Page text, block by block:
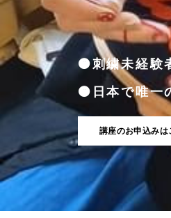
🟠刺繍未経験
​​🟠日本で唯一
講座のお申込み